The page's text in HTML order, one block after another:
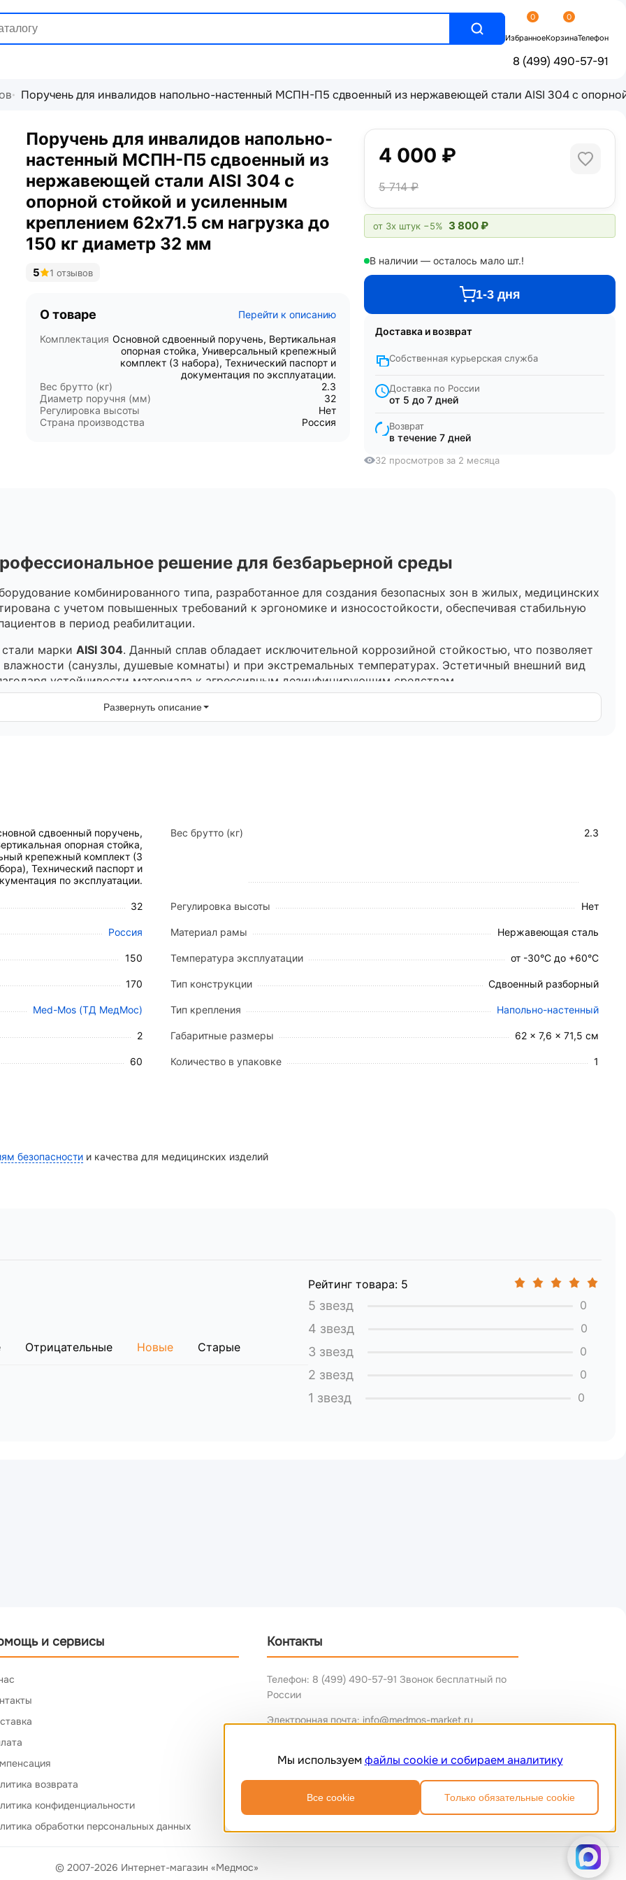
0
Избранное
0
КорзинаТелефон
8 (499) 490-57-91
Поручень для инвалидов напольно-настенный МСПН-П5 сдвоенный из нержавеющей стали AISI 304 с
Поручень для инвалидов напольно-
настенный МСПН-П5 сдвоенный из
нержавеющей стали AISI 304 с
опорной стойкой и усиленным
креплением 62х71.5 см нагрузка до
150 кг диаметр 32 мм
5 1 отзывов
О товаре Перейти к описанию
Комплектация Основной сдвоенный поручень, Вертикальная
опорная стойка, Универсальный крепежный
комплект (3 набора), Технический паспорт и
документация по эксплуатации.
Вес брутто (кг)
2.3
Диаметр поручня (мм)
32
Регулировка высоты
Нет
Страна производства
Россия
4 000 ₽
5 714 ₽
от 3х штук −5% 3 800 ₽
В наличии — осталось мало шт.!
1-3 дня
Доставка и возврат
Собственная курьерская служба
Доставка по России
от 5 до 7 дней
Возврат
в течение 7 дней
32 просмотров за 2 месяца
решение для безбарьерной среды
комбинированного типа, разработанное для создания безопасных зон в жилых, медицинских
с учетом повышенных требований к эргономике и износостойкости, обеспечивая стабильную
в период реабилитации.
марки AISI 304. Данный сплав обладает исключительной коррозийной стойкостью, что позволяет
(санузлы, душевые комнаты) и при экстремальных температурах. Эстетичный внешний вид
устойчивости материала к агрессивным дезинфицирующим средствам.
AISI 304.
60 см, высота 70 см).
стандартам эргономики).
жесткая конструкция).
в 150 кг рекомендуется привлечение профильных специалистов и обязательное
Развернуть описание
сдвоенный поручень,
опорная стойка,
крепежный комплект (3
Технический паспорт и
по эксплуатации.
Вес брутто (кг) 2.3
32 Регулировка высоты Нет
Россия Материал рамы Нержавеющая сталь
150 Температура эксплуатации от -30°C до +60°C
170 Тип конструкции Сдвоенный разборный
Med-Mos (ТД МедМос) Тип крепления Напольно-настенный
2 Габаритные размеры 62 × 7,6 × 71,5 см
60 Количество в упаковке 1
безопасности и качества для медицинских изделий
Отрицательные Новые Старые
Рейтинг товара: 5
5 звезд 0
4 звезд 0
3 звезд 0
2 звезд 0
1 звезд 0
и сервисы
возврата
конфиденциальности
обработки персональных данных
Контакты
Телефон: 8 (499) 490-57-91 Звонок бесплатный по
России
Электронная почта: info@medmos-market.ru
© 2007-2026 Интернет-магазин «Медмос»
Мы используемфайлы cookie и собираем аналитику
Все cookie Только обязательные cookie